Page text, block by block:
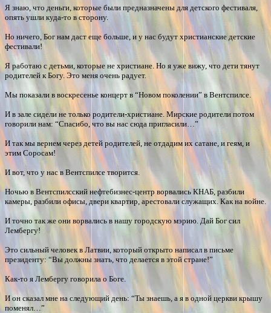
Я знаю, что деньги, которые были предназначены для детского фестиваля,
опять ушли куда-то в сторону.
Но ничего, Бог нам даст еще больше, и у нас будут христианские детские
фестивали!
Я работаю с детьми, которые не христиане. Но я уже вижу, что дети тянут
родителей к Богу. Это меня очень радует.
Мы показали в воскресенье концерт в “Новом поколении” в Вентспилсе.
И в зале сидели не только родители-христиане. Мирские родители потом
говорили нам: “Спасибо, что вы нас сюда пригласили…”
И так мы вернем через детей родителей, не отдадим их сатане, и геям, и
этим Соросам!
И вот, что у нас в Вентспилсе творится.
Ночью в Вентспилсский нефтебизнес-центр ворвались КНАБ, разбили
камеры, разбили офисы, двери квартир, арестовали служащих. Как на войне.
И точно так же они ворвались в нашу городскую мэрию. Дай Бог сил
Лембергу!
Это сильный человек в Латвии, который открыто написал в письме
президенту: “Вы должны знать, что делается в этой стране!”
Как-то я Лембергу говорила о Боге.
И он сказал мне на следующий день: “Ты знаешь, а я в одной церкви крышу
поменял…”